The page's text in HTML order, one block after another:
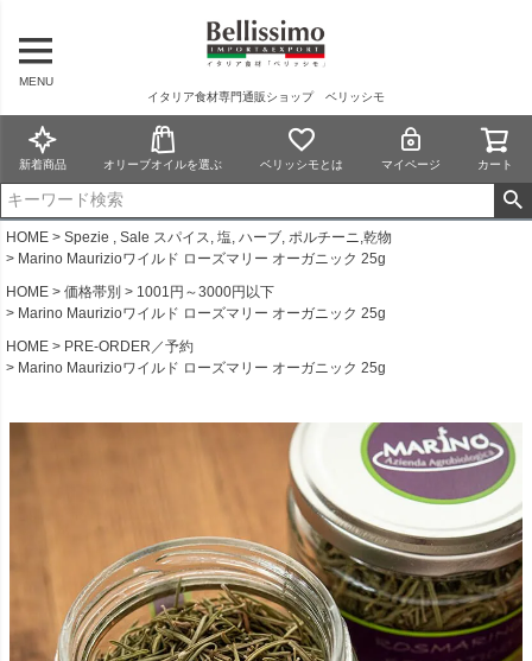
MENU
イタリア食材専門通販ショップ ベリッシモ
新着商品 オリーブオイルを選ぶ ベリッシモとは マイページ カート
HOME
Spezie , Sale スパイス, 塩, ハーブ, ポルチーニ,乾物
Marino Maurizioワイルド ローズマリー オーガニック 25g
HOME
価格帯別
1001円～3000円以下
Marino Maurizioワイルド ローズマリー オーガニック 25g
HOME
PRE-ORDER／予約
Marino Maurizioワイルド ローズマリー オーガニック 25g